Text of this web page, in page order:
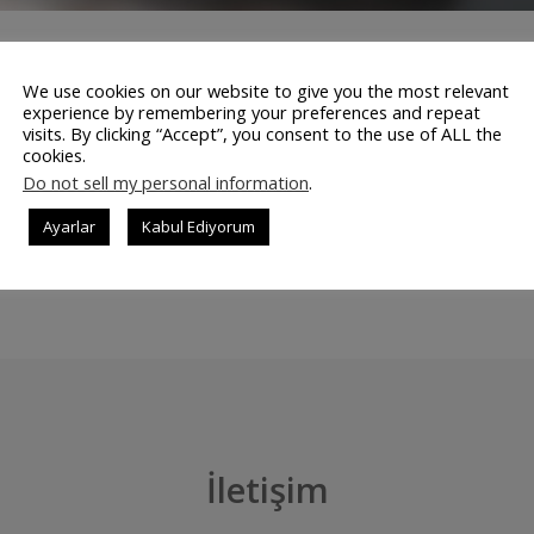
dillendirilen LinkedIn, en sonunda 26.2 milyar dolarlık bir
sosyal medyası olarak da bilinen LinkedIn’in Microsoft’a
Sosyal Ağı İş dünyasının en sağlam sosyal mecrası
sayısızca söylenti zaten dolaşıyordu. Bu …
İletişim
We use cookies on our website to give you the most relevant
experience by remembering your preferences and repeat
visits. By clicking “Accept”, you consent to the use of ALL the
cookies.
Do not sell my personal information.
Ayarlar Kabul Ediyorum